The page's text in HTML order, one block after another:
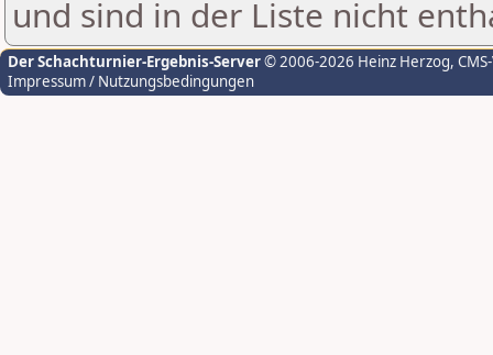
und sind in der Liste nicht
Der Schachturnier-Ergebnis-Server© 2006-2026 Heinz Herzog,
Impressum / Nutzungsbedingungen